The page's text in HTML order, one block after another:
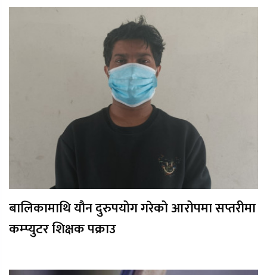
बालिकामाथि यौन दुरुपयोग गरेको आरोपमा सप्तरीमा
कम्प्युटर शिक्षक पक्राउ